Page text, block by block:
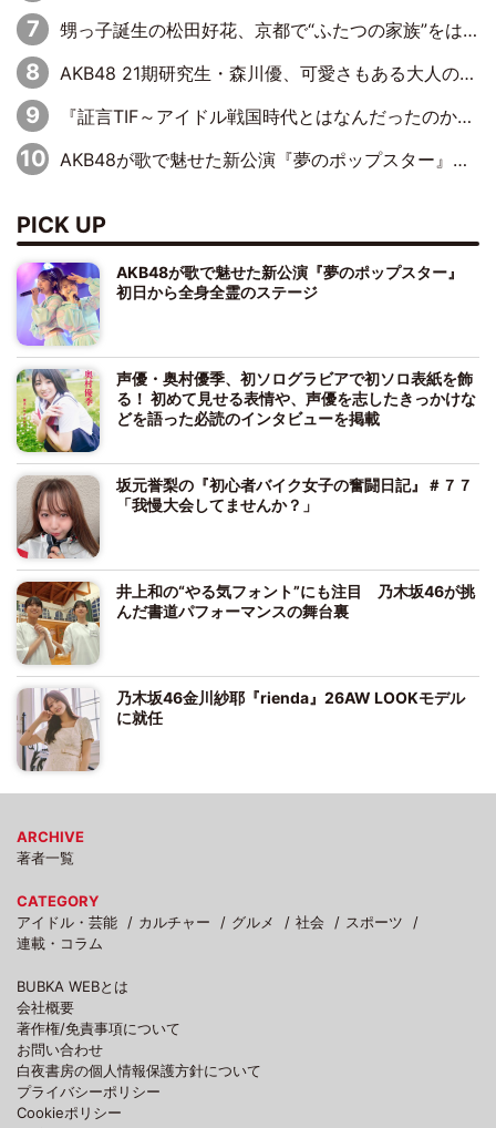
甥っ子誕生の松田好花、京都で“ふたつの家族”をはしご！ “母”黒谷友香に見送られ、“父”松岡昌宏とはハシゴ酒
AKB48 21期研究生・森川優、可愛さもある大人の女性に
『証言TIF～アイドル戦国時代とはなんだったのか～』第10回：さくら学院・武藤彩未×飯田らうら「正直、中3で辞めるというのを信じてなくて。そう言われてはいたけど、嘘でしょって」
AKB48が歌で魅せた新公演『夢のポップスター』 初日から全身全霊のステージ
PICK UP
AKB48が歌で魅せた新公演『夢のポップスター』
初日から全身全霊のステージ
声優・奥村優季、初ソログラビアで初ソロ表紙を飾
る！ 初めて見せる表情や、声優を志したきっかけな
どを語った必読のインタビューを掲載
坂元誉梨の『初心者バイク女子の奮闘日記』＃７７
「我慢大会してませんか？」
井上和の“やる気フォント”にも注目 乃木坂46が挑
んだ書道パフォーマンスの舞台裏
乃木坂46金川紗耶『rienda』26AW LOOKモデル
に就任
ARCHIVE
著者一覧
CATEGORY
アイドル・芸能
カルチャー グルメ 社会
スポーツ
連載・コラム
BUBKA WEBとは
会社概要
著作権/免責事項について
お問い合わせ
白夜書房の個人情報保護方針について
プライバシーポリシー
Cookieポリシー